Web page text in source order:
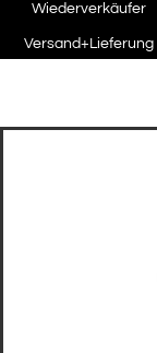
Wiederverkäufer
Versand+Lieferung